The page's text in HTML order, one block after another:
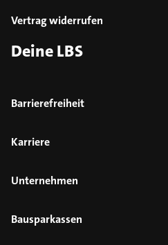
Vertrag widerrufen
Deine LBS
Barrierefreiheit
Karriere
Unternehmen
Bausparkassen